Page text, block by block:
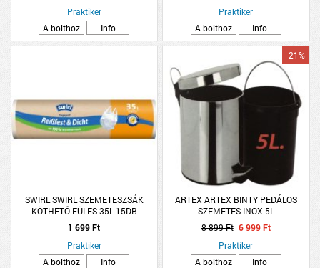
Praktiker
A bolthoz
Info
Praktiker
A bolthoz
Info
SWIRL SWIRL SZEMETESZSÁK
KÖTHETŐ FÜLES 35L 15DB
1 699 Ft
Praktiker
A bolthoz
Info
ARTEX ARTEX BINTY PEDÁLOS
SZEMETES INOX 5L
-21%
8 899 Ft 6 999 Ft
Praktiker
A bolthoz
Info